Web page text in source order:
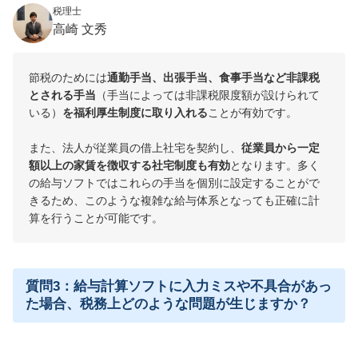
税理士
高崎 文秀
節税のためには通勤手当、出張手当、食事手当など非課税
とされる手当 （手当によっては非課税限度額が設けられて
いる） を福利厚生制度に取り入れることが有効です。
また、法人が従業員の借上社宅を契約し、 従業員から一定
額以上の家賃を徴収する社宅制度も有効となります。多く
の給与ソフトではこれらの手当を個別に設定することがで
きるため、このような複雑な給与体系となっても正確に計
算を行うことが可能です。
質問3：給与計算ソフトに入力ミスや不具合があっ
た場合、税務上どのような問題が生じますか？